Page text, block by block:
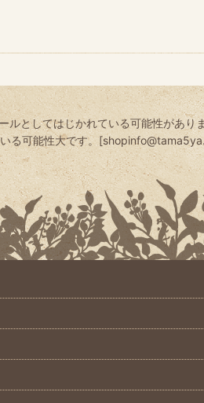
絞り込む
としてはじかれている可能性があ
る可能性大です。